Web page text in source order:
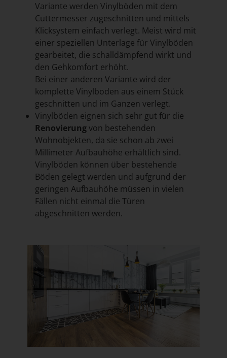
Variante werden Vinylböden mit dem
Cuttermesser zugeschnitten und mittels
Klicksystem einfach verlegt. Meist wird mit
einer speziellen Unterlage für Vinylböden
gearbeitet, die schalldämpfend wirkt und
den Gehkomfort erhöht.
Bei einer anderen Variante wird der
komplette Vinylboden aus einem Stück
geschnitten und im Ganzen verlegt.
Vinylböden eignen sich sehr gut für die
Renovierungvon bestehenden
Wohnobjekten, da sie schon ab zwei
Millimeter Aufbauhöhe erhältlich sind.
Vinylböden können über bestehende
Böden gelegt werden und aufgrund der
geringen Aufbauhöhe müssen in vielen
Fällen nicht einmal die Türen
abgeschnitten werden.